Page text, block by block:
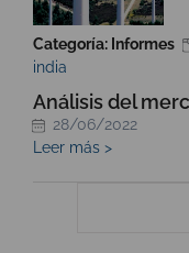
Categoría: Informes
india
Análisis del
28/06/2022
Leer más >